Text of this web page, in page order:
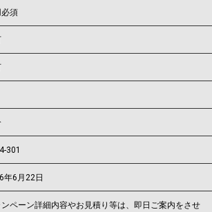
須
301
年6月22日
ンペーン詳細内容やお見積り等は、即日ご案内をさせ